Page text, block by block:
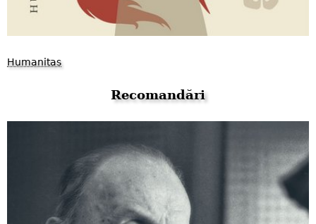
Humanitas
Recomandări